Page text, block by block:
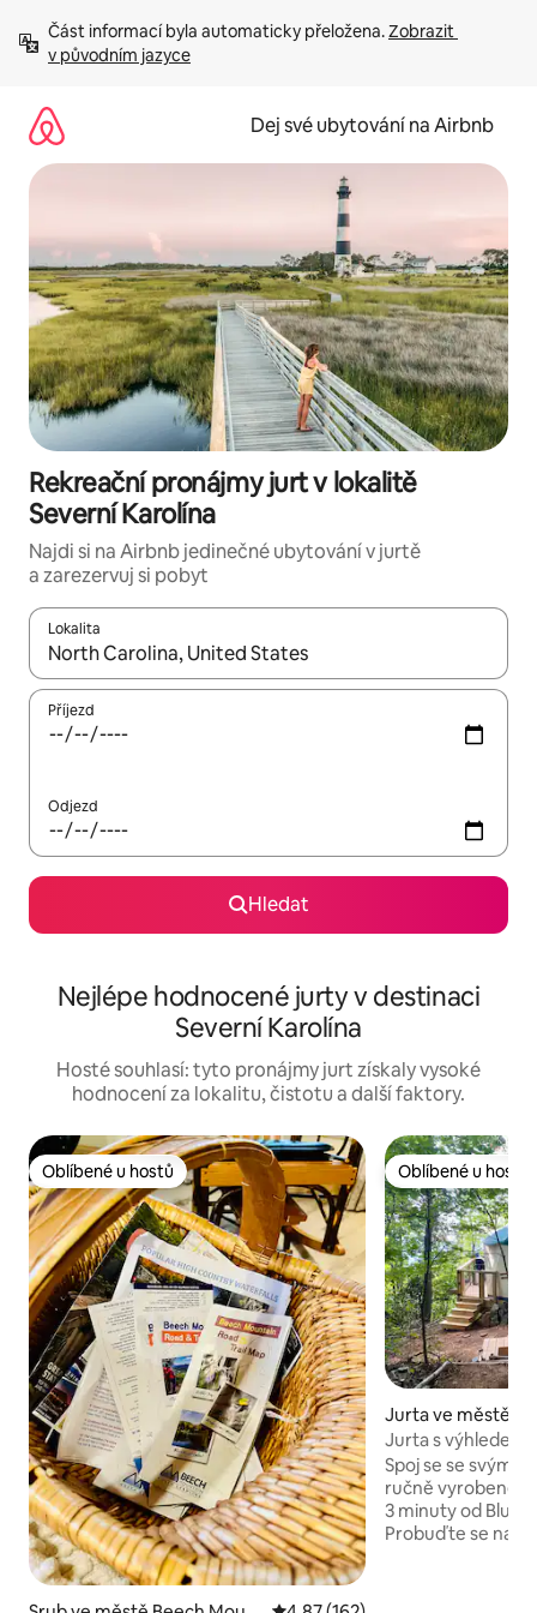
obsah
Část informací byla automaticky přeložena. Zobrazit
v původním jazyce
Dej své ubytování na Airbnb
Rekreační pronájmy jurt v lokalitě
Severní Karolína
Najdi si na Airbnb jedinečné ubytování v jurtě
a zarezervuj si pobyt
Lokalita
Až budou výsledky k dispozici, můžeš si je procházet pomocí
Příjezd
Odjezd
Hledat
Nejlépe hodnocené jurty v destinaci
Severní Karolína
Hosté souhlasí: tyto pronájmy jurt získaly vysoké
hodnocení za lokalitu, čistotu a další faktory.
Oblíbené u hostů
Oblíbené u hostů Oblíbené u hostů
Oblíbené u hostů
Jurta ve městě
Jurta s výhledem
sprchou v pěší
Spoj se se svými
ručně vyrobené
3 minuty od Blue
Probuďte se na